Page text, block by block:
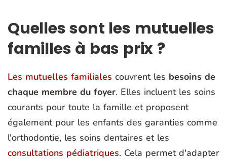
Quelles sont les mutuelles
familles à bas prix ?
Les mutuelles familiales couvrent les besoins de
chaque membre du foyer. Elles incluent les soins
courants pour toute la famille et proposent
également pour les enfants des garanties comme
l'orthodontie, les soins dentaires et les
consultations pédiatriques. Cela permet d'adapter